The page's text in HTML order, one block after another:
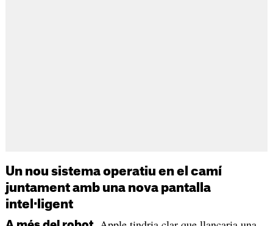
Un nou sistema operatiu en el camí
juntament amb una nova pantalla
intel·ligent